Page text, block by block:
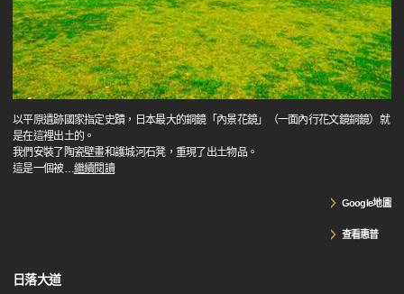
以平原遺跡國家指定史蹟，日本最大的銅鏡「內景花鏡」（一面內行花文鏡銅鏡）就
是在這裡出土的。
我們安裝了陶瓷壁畫和護城河石凳，重現了出土物品。
這是一個被…繼續閱讀
Google地圖
查看惠普
日落大道